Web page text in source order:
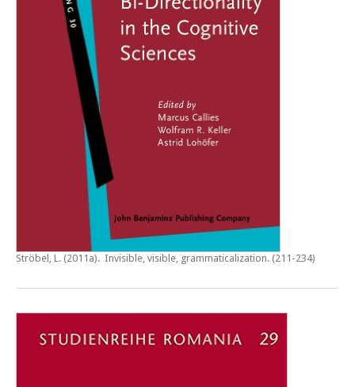
Ströbel, L. (2011a). Invisible, visible, grammaticalization. (211-234)